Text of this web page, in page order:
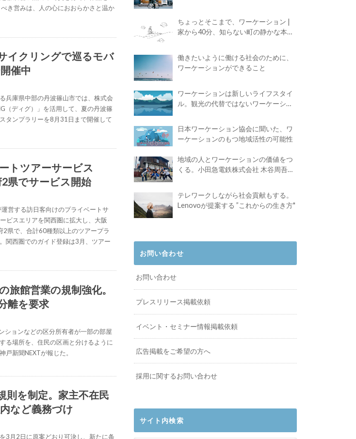
き営みは、人の心におおらかさと温か
イクリングで巡るモバ
催中
兵庫県中部の丹波篠山市では、株式会
（ディグ）」を活用して、夏の丹波篠
タンプラリーを8月31日まで開催して
トツアーサービス
2県でサービス開始
営する訪日客向けのプライベートサ
ビスエリアを関西圏に拡大し、大阪
2県で、合計60種類以上のツアープラ
関西圏でのガイド登録は3月、ツアー
旅館営業の規制強化。
離を要求
ションなどの区分所有者が一部の部屋
る場所を、住民の区画と分けるように
戸新聞NEXTが報じた。
則を制定。家主不在民
など義務づけ
3月2日に原案どおり可決し、新たに条
ちょっとそこまで、ワーケーション |
家から40分、知らない町の静かな本屋
働きたいように働ける社会のために、
ワーケーションができること
ワーケーションは新しいライフスタイ
ル。観光の代替ではないワーケーショ
日本ワーケーション協会に聞いた、ワ
ーケーションのもつ地域活性の可能性
地域の人とワーケーションの価値をつ
くる。小田急電鉄株式会社 木谷周吾さ
テレワークしながら社会貢献もする。
Lenovoが提案する ”これからの生き方"
お問い合わせ
お問い合わせ
プレスリリース掲載依頼
イベント・セミナー情報掲載依頼
広告掲載をご希望の方へ
採用に関するお問い合わせ
サイト内検索